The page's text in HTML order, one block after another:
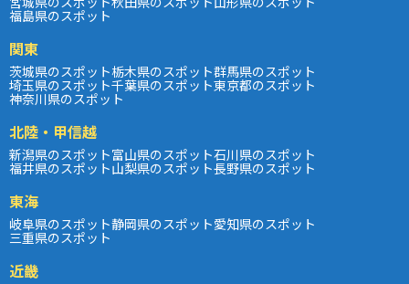
福島県のスポット
関東
茨城県のスポット栃木県のスポット群馬県のスポット
埼玉県のスポット千葉県のスポット東京都のスポット
神奈川県のスポット
北陸・甲信越
新潟県のスポット富山県のスポット石川県のスポット
福井県のスポット山梨県のスポット長野県のスポット
東海
岐阜県のスポット静岡県のスポット愛知県のスポット
三重県のスポット
近畿